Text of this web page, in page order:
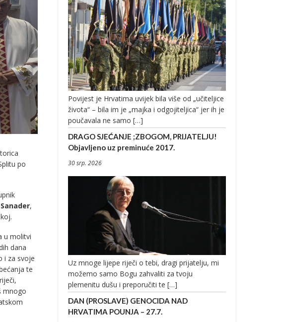
po
,
u molitvi
dana
i za svoje
te
mnogo
Povijest je Hrvatima uvijek bila više od „učiteljice
života“ – bila im je „majka i odgojiteljica“ jer ih je
poučavala ne samo […]
DRAGO SJEĆANJE ;ZBOGOM, PRIJATELJU!
Objavljeno uz preminuće 2017.
30 srp. 2026
Uz mnoge lijepe riječi o tebi, dragi prijatelju, mi
možemo samo Bogu zahvaliti za tvoju
plemenitu dušu i preporučiti te […]
DAN (PROSLAVE) GENOCIDA NAD
HRVATIMA POUNJA – 27.7.